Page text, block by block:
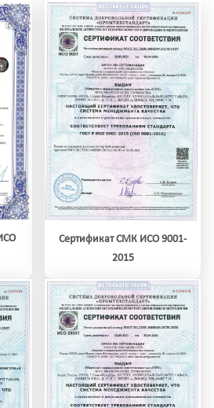
Сертификат СМК ИСО 9001-
2015